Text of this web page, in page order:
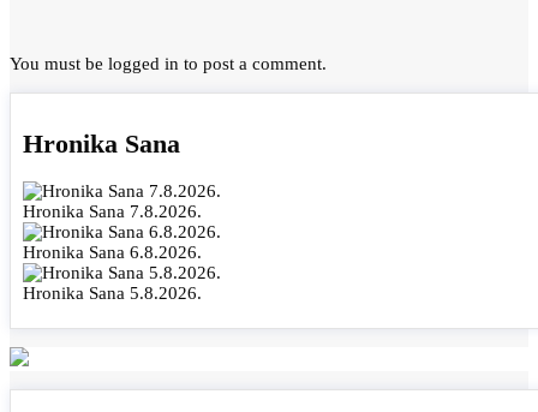
You must be logged in to post a comment.
Hronika Sana
Hronika Sana 7.8.2026.
Hronika Sana 6.8.2026.
Hronika Sana 5.8.2026.